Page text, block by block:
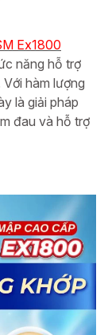
Ex1800
năng hỗ trợ
hàm lượng
là giải pháp
đau và hỗ trợ